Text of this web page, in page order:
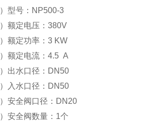
）型号： NP500-3
）额定电压： 380V
）额定功率： 3 KW
）额定电流： 4.5 A
）出水口径： DN50
）入水口径： DN50
）安全阀口径： DN20
）安全阀数量： 1个